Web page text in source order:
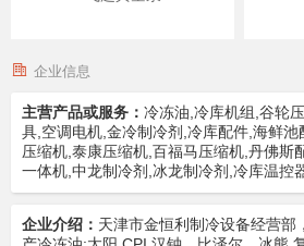
企业信息
主营产品或服务： 冷冻油,冷库机组,谷轮
具,空调电机,金冷制冷剂,冷库配件,海鲜池
压缩机,泰康压缩机,百福马压缩机,丹佛斯
一体机,中龙制冷剂,冰龙制冷剂,冷库温控
企业介绍： 天津市金恒利制冷设备经营部